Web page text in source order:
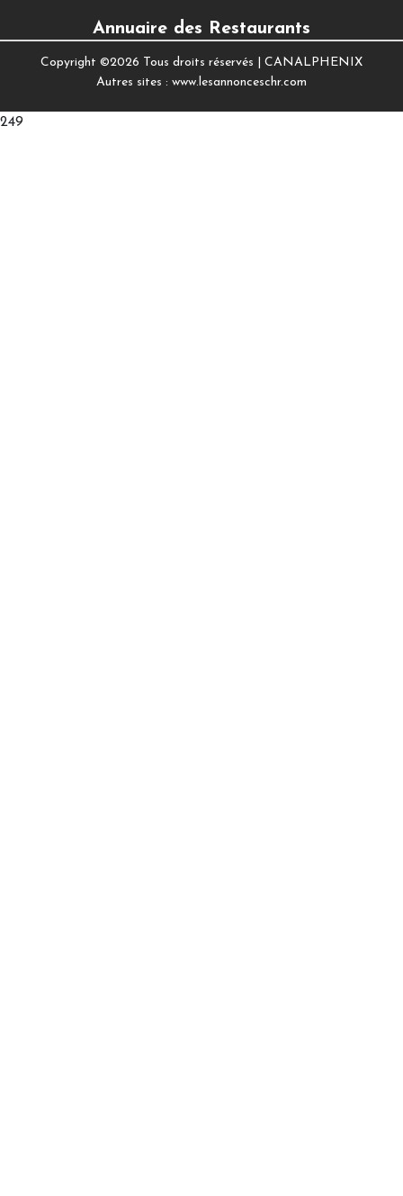
Annuaire des Restaurants
Copyright ©2026 Tous droits réservés | CANALPHENIX
Autres sites : www.lesannonceschr.com
249